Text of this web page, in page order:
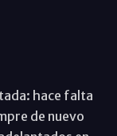
hace falta
de nuevo